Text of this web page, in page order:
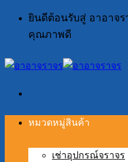
ยินดีต้อนรับสู่ อาอาจ
คุณภาพดี
หมวดหมู่สินค้า
เช่าอุปกรณ์จราจร